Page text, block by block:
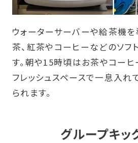
ウォーターサーバーや給茶機を
茶、紅茶やコーヒーなどのソフ
す。朝や15時頃はお茶やコーヒ
フレッシュスペースで一息入れ
られます。
グループキッ